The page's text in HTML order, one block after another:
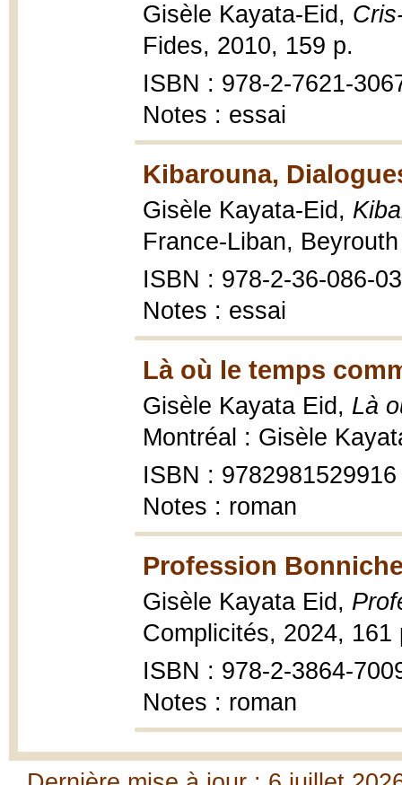
Gisèle Kayata-Eid,
Fides, 2010, 159 p.
ISBN : 978-2-7621-
Notes : essai
Kibarouna,
Gisèle Kayata-Eid,
France-Liban,
ISBN : 978-2-36-086-
Notes : essai
Là où le temps
Gisèle Kayata Eid, Là
Montréal : Gisèle
ISBN : 9782981529916
Notes : roman
Profession
Gisèle Kayata Eid,
Complicités, 2024, 161
ISBN : 978-2-3864-
Notes : roman